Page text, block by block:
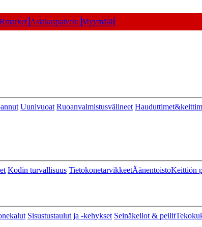
Rmarket Asiakaspalvelu Myymälät
Uunivuoat Ruoanvalmistusvälineet
Kodin turvallisuus TietokonetarvikkeetÄänentoistoKeittiön
Sisustustaulut ja -kehykset Seinäkellot & peilit